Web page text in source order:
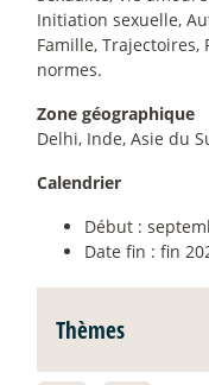
Initiation sexuelle,
Famille,
normes.
Zone géographique
Delhi, Inde, Asie du
Calendrier
Début :
Date fin : fin
Thèmes